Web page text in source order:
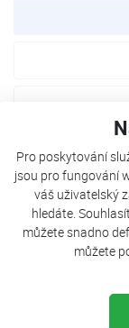
Pro poskytování
jsou pro fungování
váš uživatelský
hledáte.
můžete snadno
můžete
Pět provozních
odvlhčování,
maximální
každého počasí.
důraz na úsporu
energetické třídy
navíc výrazně